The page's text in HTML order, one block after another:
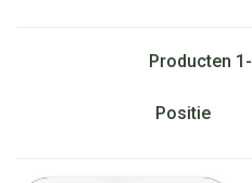
Producten 1 -
Sorteer op: